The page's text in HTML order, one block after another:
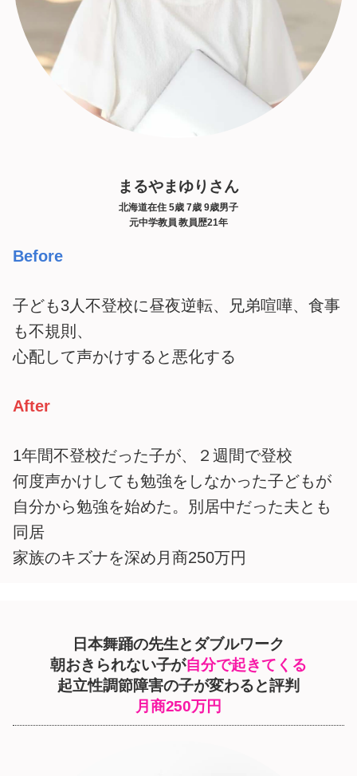
まるやまゆりさん
北海道在住 5歳 7歳 9歳男子
元中学教員 教員歴21年
Before
子ども3人不登校に昼夜逆転、兄弟喧嘩、食事
も不規則、
心配して声かけすると悪化する
After
1年間不登校だった子が、２週間で登校
何度声かけしても勉強をしなかった子どもが
自分から勉強を始めた。別居中だった夫とも
同居
家族のキズナを深め月商250万円
日本舞踊の先生とダブルワーク
朝おきられない子が自分で起きてくる
起立性調節障害の子が変わると評判
月商250万円